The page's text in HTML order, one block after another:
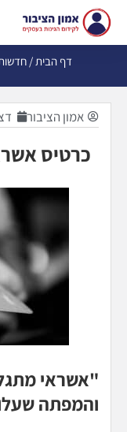
דף הבית /
אמון הציבור
כרטיס
"אשראי
והמפתה